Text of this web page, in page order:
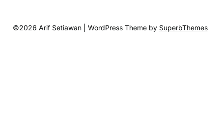
©2026 Arif Setiawan | WordPress Theme by SuperbThemes